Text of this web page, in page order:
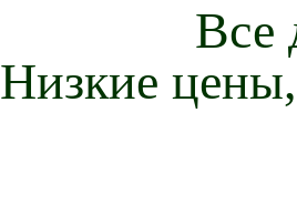
Все
Низкие цены,